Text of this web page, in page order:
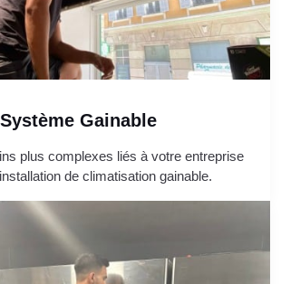
Système Gainable
plus complexes liés à votre entreprise
de climatisation gainable.